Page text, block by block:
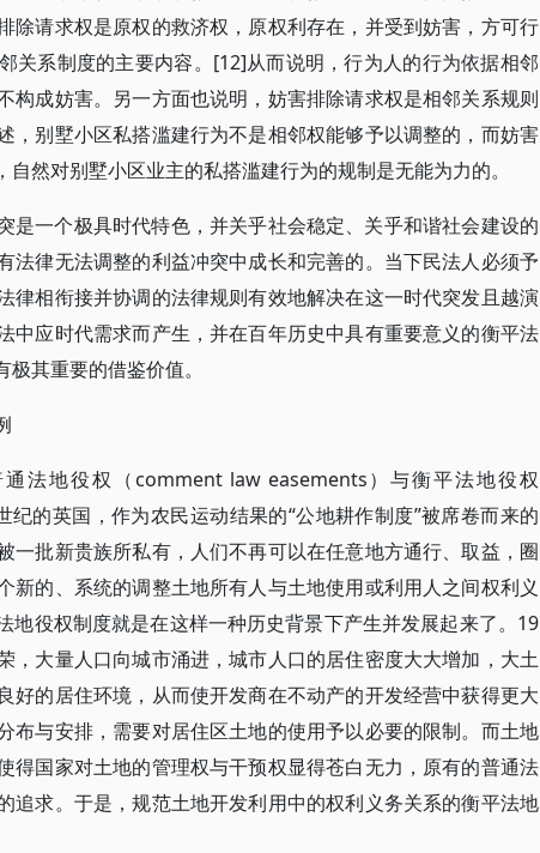
除请求权是原权的救济权，原权利存在，并受到妨害，方可行
关系制度的主要内容。[12]从而说明，行为人的行为依据相邻
构成妨害。另一方面也说明，妨害排除请求权是相邻关系规则
，别墅小区私搭滥建行为不是相邻权能够予以调整的，而妨害
然对别墅小区业主的私搭滥建行为的规制是无能为力的。
是一个极具时代特色，并关乎社会稳定、关乎和谐社会建设的
法律无法调整的利益冲突中成长和完善的。当下民法人必须予
律相衔接并协调的法律规则有效地解决在这一时代突发且越演
中应时代需求而产生，并在百年历史中具有重要意义的衡平法
其重要的借鉴价值。
法地役权（comment law easements）与衡平法地役权
纪的英国，作为农民运动结果的“公地耕作制度”被席卷而来的
一批新贵族所私有，人们不再可以在任意地方通行、取益，圈
新的、系统的调整土地所有人与土地使用或利用人之间权利义
役权制度就是在这样一种历史背景下产生并发展起来了。19
，大量人口向城市涌进，城市人口的居住密度大大增加，大土
好的居住环境，从而使开发商在不动产的开发经营中获得更大
布与安排，需要对居住区土地的使用予以必要的限制。而土地
得国家对土地的管理权与干预权显得苍白无力，原有的普通法
追求。于是，规范土地开发利用中的权利义务关系的衡平法地